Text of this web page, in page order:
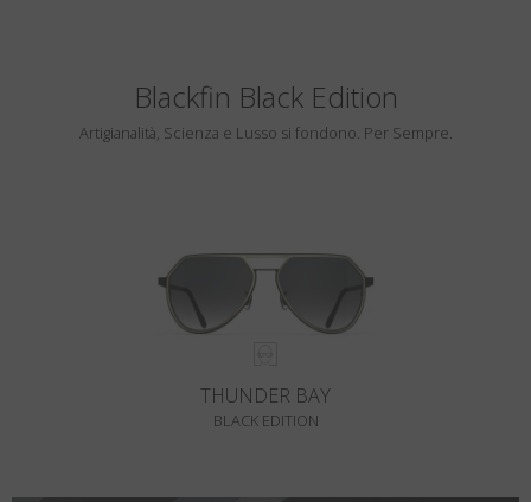
Blackfin Black Edition
Artigianalità, Scienza e Lusso si fondono. Per Sempre.
THUNDER BAY
BLACK EDITION